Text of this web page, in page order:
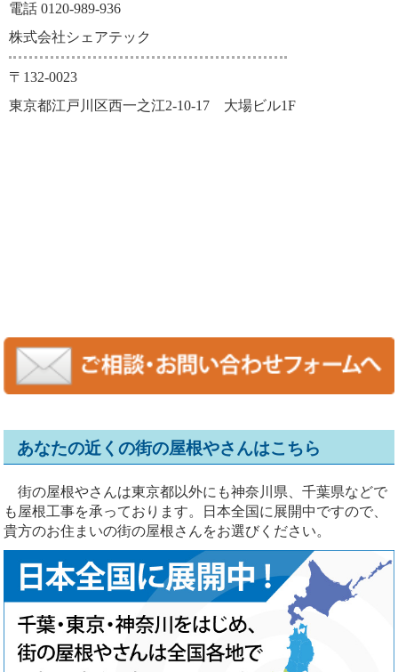
電話 0120-989-936
株式会社シェアテック
〒132-0023
東京都江戸川区西一之江2-10-17 大場ビル1F
あなたの近くの街の屋根やさんはこちら
街の屋根やさんは東京都以外にも神奈川県、千葉県などで
も屋根工事を承っております。日本全国に展開中ですので、
貴方のお住まいの街の屋根さんをお選びください。